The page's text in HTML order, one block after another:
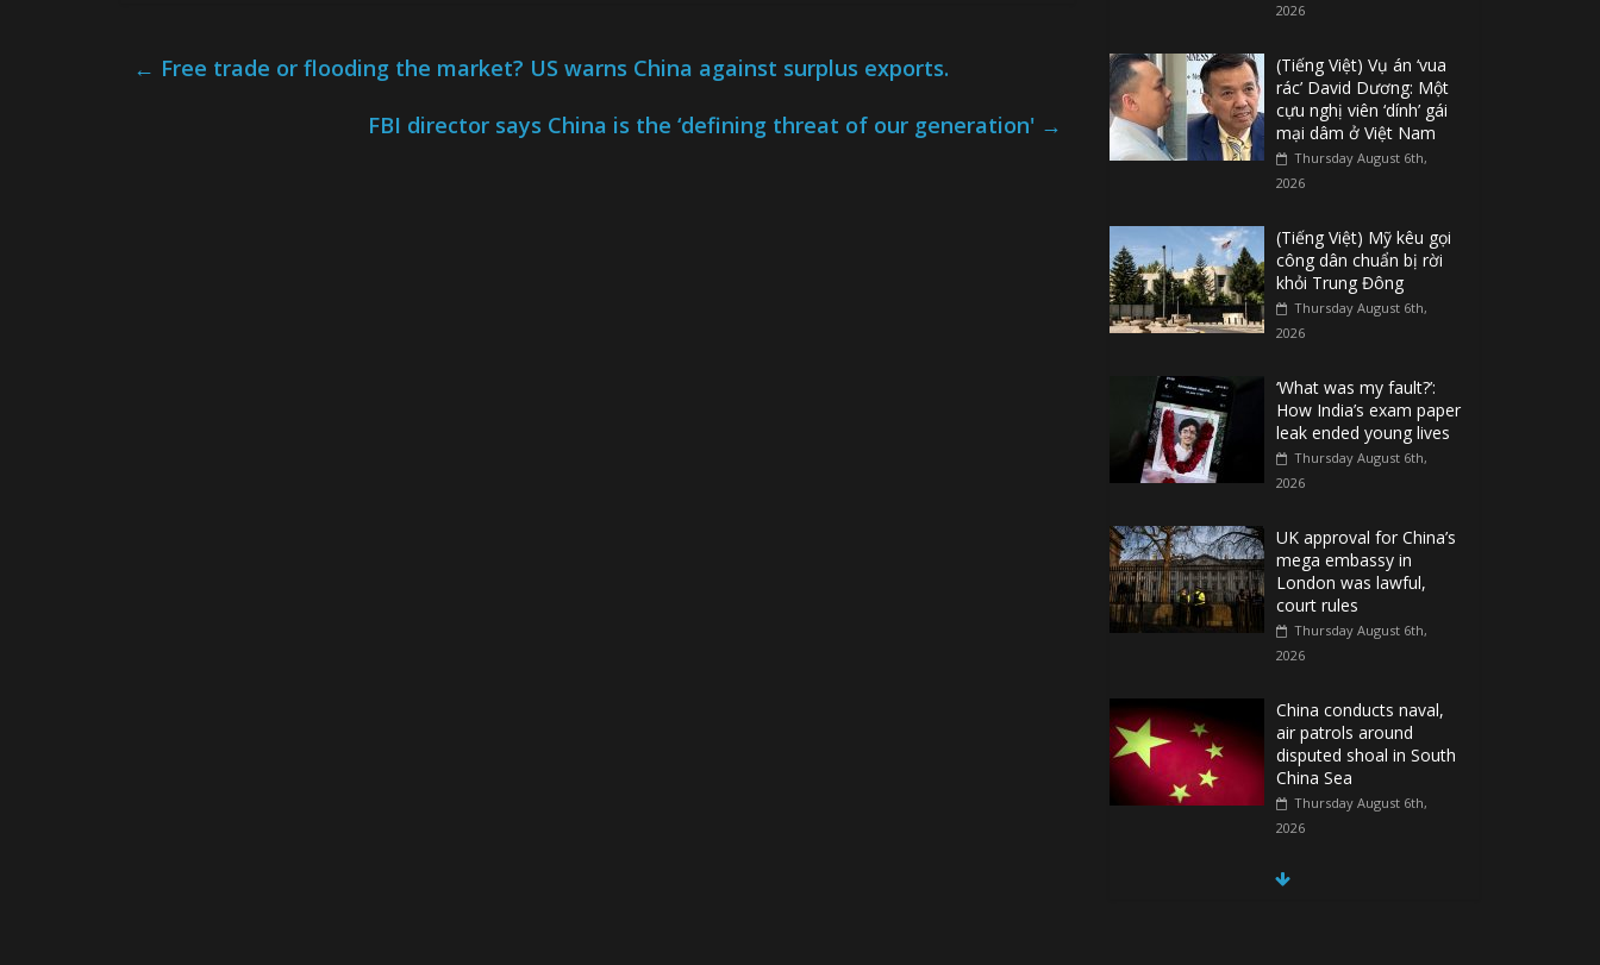
← Free trade or flooding the market? US warns China against surplus exports.
FBI director says China is the ‘defining threat of our generation' →
2026
(Tiếng Việt) Vụ án ‘vua
rác’ David Dương: Một
cựu nghị viên ‘dính’ gái
mại dâm ở Việt Nam
Thursday August 6th,
2026
(Tiếng Việt) Mỹ kêu gọi
công dân chuẩn bị rời
khỏi Trung Đông
Thursday August 6th,
2026
‘What was my fault?’:
How India’s exam paper
leak ended young lives
Thursday August 6th,
2026
UK approval for China’s
mega embassy in
London was lawful,
court rules
Thursday August 6th,
2026
China conducts naval,
air patrols around
disputed shoal in South
China Sea
Thursday August 6th,
2026
Spain Regains Control